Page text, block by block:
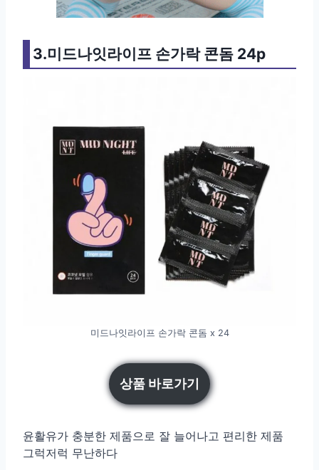
3.미드나잇라이프 손가락 콘돔 24p
미드나잇라이프 손가락 콘돔 x 24
상품 바로가기
윤활유가 충분한 제품으로 잘 늘어나고 편리한 제품
그럭저럭 무난하다